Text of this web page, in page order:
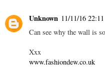
Unknown 11/11/16 22:11
Can see why the wall is
Xxx
www.fashiondew.co.uk